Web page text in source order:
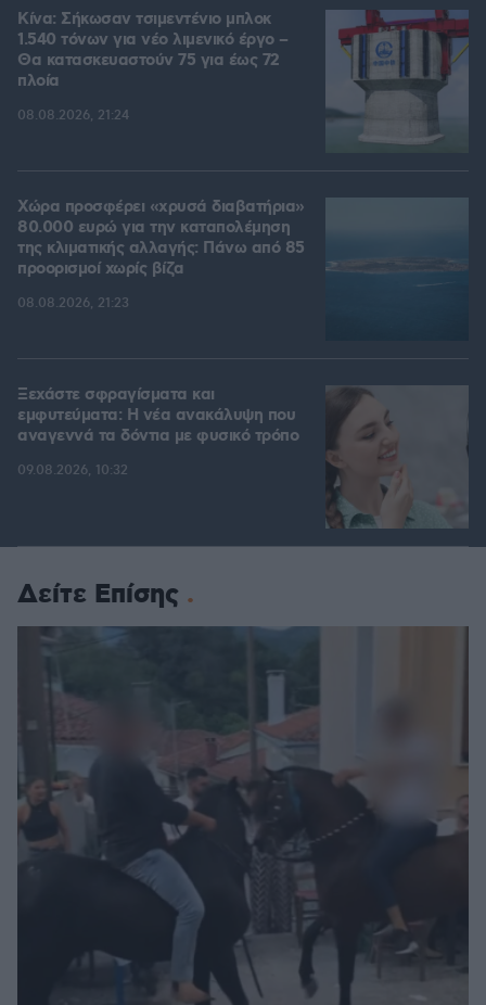
Κίνα: Σήκωσαν τσιμεντένιο μπλοκ
1.540 τόνων για νέο λιμενικό έργο –
Θα κατασκευαστούν 75 για έως 72
πλοία
08.08.2026, 21:24
Χώρα προσφέρει «χρυσά διαβατήρια»
80.000 ευρώ για την καταπολέμηση
της κλιματικής αλλαγής: Πάνω από 85
προορισμοί χωρίς βίζα
08.08.2026, 21:23
Ξεχάστε σφραγίσματα και
εμφυτεύματα: Η νέα ανακάλυψη που
αναγεννά τα δόντια με φυσικό τρόπο
09.08.2026, 10:32
Δείτε Επίσης